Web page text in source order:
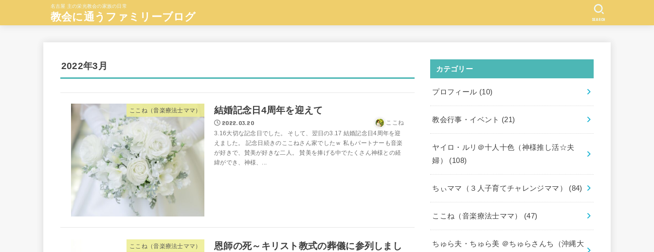
名古屋 主の栄光教会の家族の日常
教会に通うファミリーブログ SEARCH
2022年3月
ここね（音楽療法士ママ） 結婚記念日4周年を迎えて
2022.03.20 ここね
3.16大切な記念日でした。 そして、翌日の3.17 結婚記念日4周年を迎
えました。 記念日続きのここねさん家でしたｗ 私もパートナーも音楽
が好きで、賛美が好きな二人。 賛美を捧げる中でたくさん神様との経
緯ができ、神様、...
ここね（音楽療法士ママ）
恩師の死～キリスト教式の葬儀に参列しまし
カテゴリー
プロフィール (10)
教会行事・イベント (21)
ヤイロ・ルリ＠十人十色（神様推し活☆夫
婦） (108)
ちぃママ（３人子育てチャレンジママ） (84)
ここね（音楽療法士ママ） (47)
ちゅら夫・ちゅら美 ＠ちゅらさんち（沖縄大